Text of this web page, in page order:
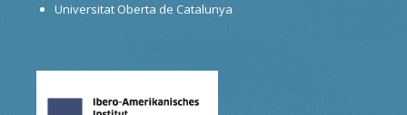
Universitat Oberta de Catalunya